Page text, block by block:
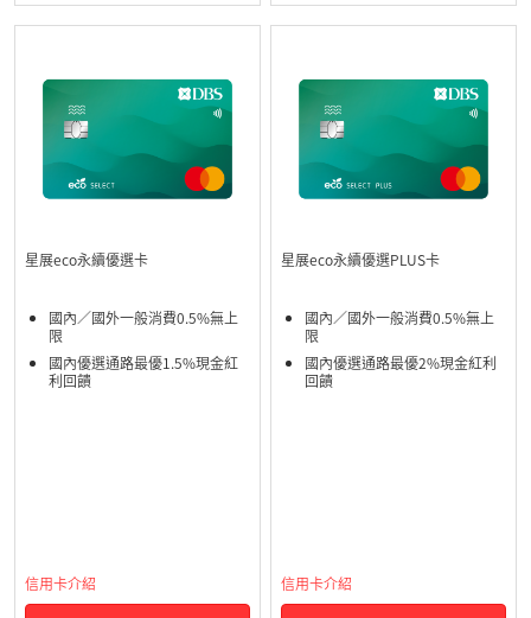
星展eco永續優選卡
國內／國外一般消費0.5%無上
限
國內優選通路最優1.5%現金紅
利回饋
信用卡介紹
星展eco永續優選PLUS卡
國內／國外一般消費0.5%無上
限
國內優選通路最優2%現金紅利
回饋
信用卡介紹